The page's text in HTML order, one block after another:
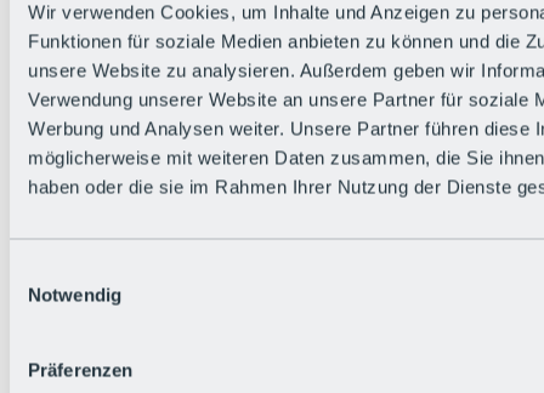
Wir verwenden Cookies, um Inhalte und Anzeigen zu
Funktionen für soziale Medien anbieten zu können und die
unsere Website zu analysieren. Außerdem geben wir
Verwendung unserer Website an unsere Partner für soziale
Werbung und Analysen weiter. Unsere Partner führen diese
möglicherweise mit weiteren Daten zusammen, die Sie
haben oder die sie im Rahmen Ihrer Nutzung der Dienste
Notwendig
Präferenzen
Bikepark-Rules
Bikepark-Partnerschaften
Nachhaltigkeit in der BRS
Bikepark & Tickets